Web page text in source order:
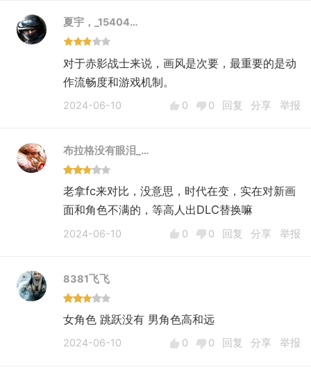
夏宇，_15404…
对于赤影战士来说，画风是次要，最重要的是动
作流畅度和游戏机制。
2024-06-10 0 0 回复 分享 举报
布拉格没有眼泪_…
老拿fc来对比，没意思，时代在变，实在对新画
面和角色不满的，等高人出DLC替换嘛
2024-06-10 0 0 回复 分享 举报
8381飞飞
女角色 跳跃没有 男角色高和远
2024-06-10 0 0 回复 分享 举报